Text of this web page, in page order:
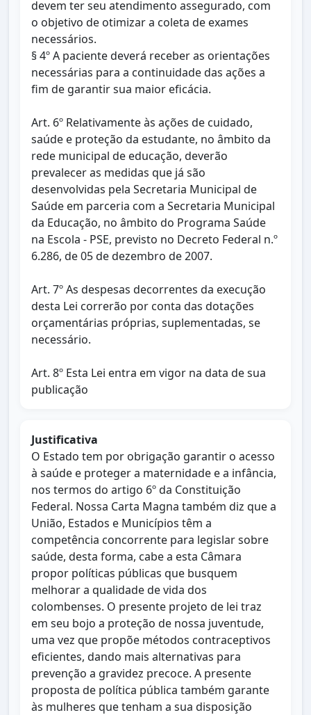
devem ter seu atendimento assegurado, com
o objetivo de otimizar a coleta de exames
necessários.
§ 4º A paciente deverá receber as orientações
necessárias para a continuidade das ações a
fim de garantir sua maior eficácia.
Art. 6º Relativamente às ações de cuidado,
saúde e proteção da estudante, no âmbito da
rede municipal de educação, deverão
prevalecer as medidas que já são
desenvolvidas pela Secretaria Municipal de
Saúde em parceria com a Secretaria Municipal
da Educação, no âmbito do Programa Saúde
na Escola - PSE, previsto no Decreto Federal n.º
6.286, de 05 de dezembro de 2007.
Art. 7º As despesas decorrentes da execução
desta Lei correrão por conta das dotações
orçamentárias próprias, suplementadas, se
necessário.
Art. 8º Esta Lei entra em vigor na data de sua
publicação
Justificativa
O Estado tem por obrigação garantir o acesso
à saúde e proteger a maternidade e a infância,
nos termos do artigo 6º da Constituição
Federal. Nossa Carta Magna também diz que a
União, Estados e Municípios têm a
competência concorrente para legislar sobre
saúde, desta forma, cabe a esta Câmara
propor políticas públicas que busquem
melhorar a qualidade de vida dos
colombenses. O presente projeto de lei traz
em seu bojo a proteção de nossa juventude,
uma vez que propõe métodos contraceptivos
eficientes, dando mais alternativas para
prevenção a gravidez precoce. A presente
proposta de política pública também garante
às mulheres que tenham a sua disposição